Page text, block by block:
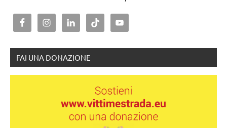
FAI UNA DONAZIONE